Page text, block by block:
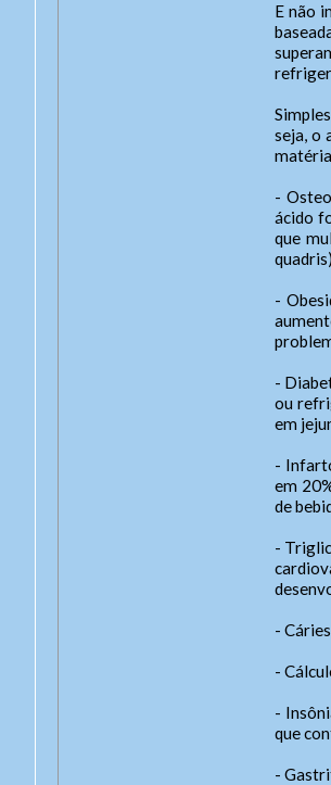
E não
seja, o
-
ácido
que
-
-
ou
em
-
em
de
-
-
-
-
que
-